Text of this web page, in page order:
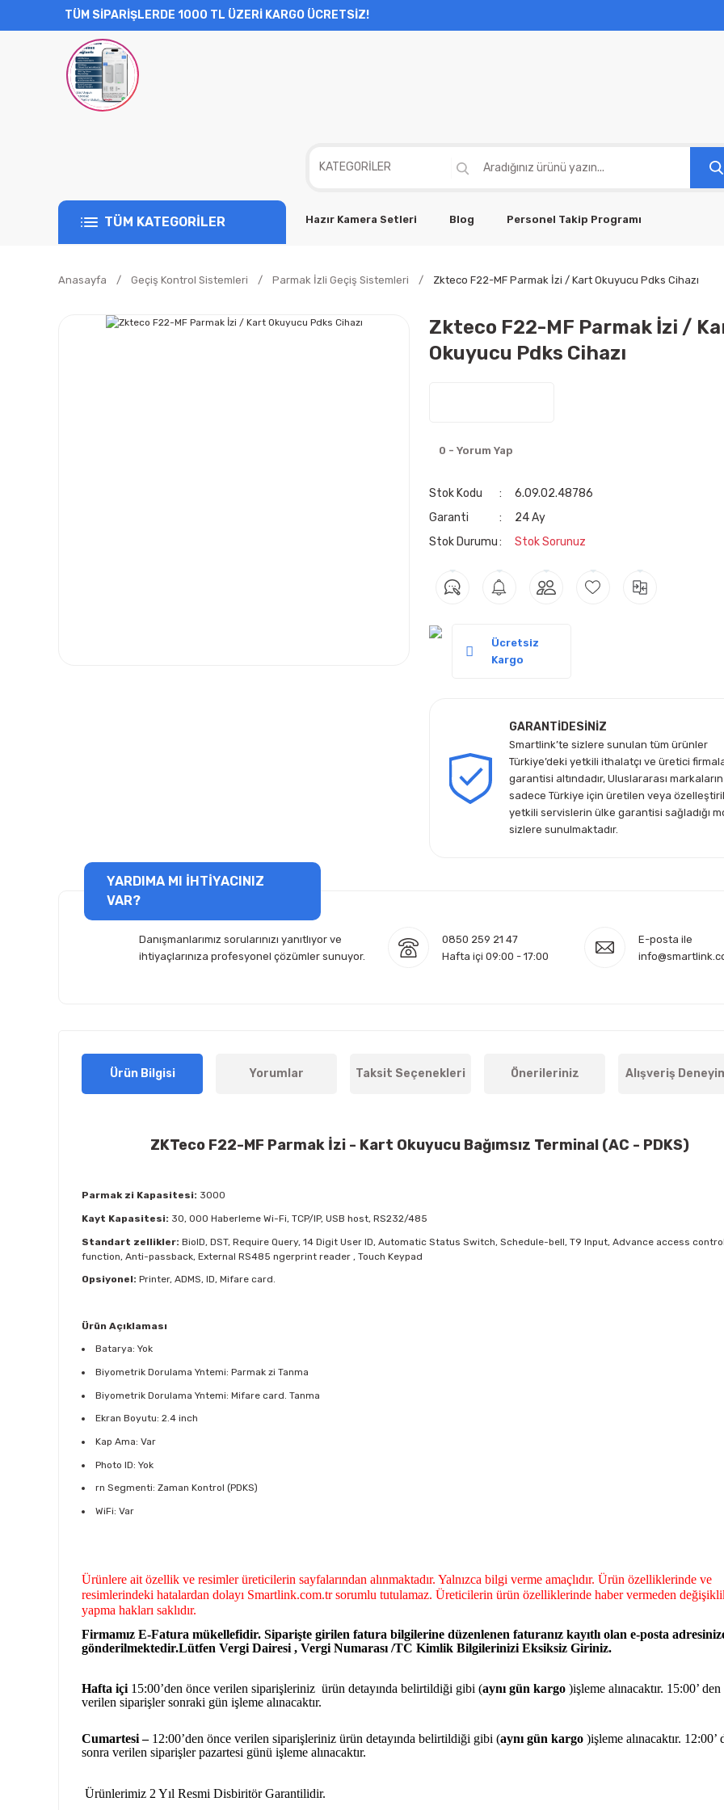
TÜM SİPARİŞLERDE 1000 TL ÜZERİ KARGO ÜCRETSİZ!
TÜM KATEGORİLER Hazır Kamera Setleri Blog Personel Takip Programı
Anasayfa Geçiş Kontrol Sistemleri Parmak İzli Geçiş Sistemleri Zkteco F22-MF Parmak İzi / Kart Okuyucu Pdks Cihazı
Zkteco F22-MF Parmak İzi /
Okuyucu Pdks Cihazı
0 - Yorum Yap
Stok Kodu
6.09.02.48786
Garanti
24 Ay
Stok Durumu
Stok Sorunuz
Ücretsiz
Kargo
GARANTİDESİNİZ
Smartlink’te sizlere sunulan tüm ürünler
Türkiye’deki yetkili ithalatçı ve üretici
garantisi altındadır, Uluslararası markaların
sadece Türkiye için üretilen veya
yetkili servislerin ülke garantisi sağladığı
sizlere sunulmaktadır.
YARDIMA MI İHTİYACINIZ
VAR?
Danışmanlarımız sorularınızı yanıtlıyor ve
ihtiyaçlarınıza profesyonel çözümler sunuyor.
0850 259 21 47
Hafta içi 09:00 - 17:00
E-posta ile
Ürün Bilgisi Yorumlar Taksit Seçenekleri Önerileriniz Alışveriş
ZKTeco F22-MF Parmak İzi - Kart Okuyucu Bağımsız Terminal (AC - PDKS)
Parmak zi Kapasitesi: 3000
Kayt Kapasitesi: 30, 000 Haberleme Wi-Fi, TCP/IP, USB host, RS232/485
Standart zellikler: BioID, DST, Require Query, 14 Digit User ID, Automatic Status Switch, Schedule-bell, T9 Input, Advance access
function, Anti-passback, External RS485 ngerprint reader , Touch Keypad
Opsiyonel: Printer, ADMS, ID, Mifare card.
Ürün Açıklaması
Batarya: Yok
Biyometrik Dorulama Yntemi: Parmak zi Tanma
Biyometrik Dorulama Yntemi: Mifare card. Tanma
Ekran Boyutu: 2.4 inch
Kap Ama: Var
Photo ID: Yok
rn Segmenti: Zaman Kontrol (PDKS)
WiFi: Var
Ürünlere ait özellik ve resimler üreticilerin sayfalarından alınmaktadır. Yalnızca bilgi verme amaçlıdır. Ürün özelliklerinde ve
resimlerindeki hatalardan dolayı Smartlink.com.tr sorumlu tutulamaz. Üreticilerin ürün özelliklerinde haber vermeden
yapma hakları saklıdır.
Firmamız E-Fatura mükellefidir. Siparişte girilen fatura bilgilerine düzenlenen faturanız kayıtlı olan e-posta
gönderilmektedir.Lütfen Vergi Dairesi , Vergi Numarası /TC Kimlik Bilgilerinizi Eksiksiz Giriniz.
Hafta içi15:00’den önce verilen siparişleriniz ürün detayında belirtildiği gibi (aynı gün kargo )işleme alınacaktır. 15:00’
verilen siparişler sonraki gün işleme alınacaktır.
Cumartesi – 12:00’den önce verilen siparişleriniz ürün detayında belirtildiği gibi (aynı gün kargo )işleme alınacaktır. 12:00’
sonra verilen siparişler pazartesi günü işleme alınacaktır.
Ürünlerimiz 2 Yıl Resmi Disbiritör Garantilidir.